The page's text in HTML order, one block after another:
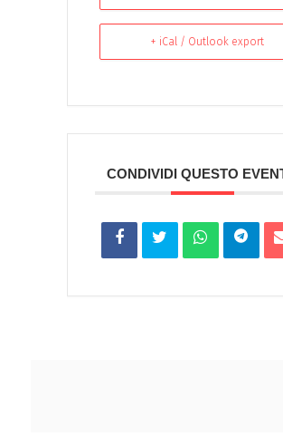
+ iCal / Outlook export
CONDIVIDI QUESTO